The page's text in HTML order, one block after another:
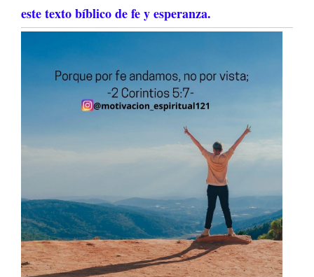
este texto bíblico de fe y esperanza.